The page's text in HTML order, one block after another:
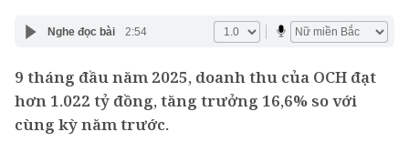
Nghe đọc bài 2:54
9 tháng đầu năm 2025, doanh thu của OCH đạt
hơn 1.022 tỷ đồng, tăng trưởng 16,6% so với
cùng kỳ năm trước.